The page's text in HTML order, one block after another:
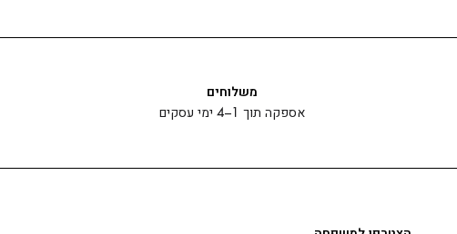
משלוחים
אספקה תוך 1–4 ימי עסקים